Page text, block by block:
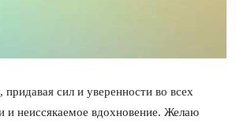
сил и уверенности во всех
неиссякаемое вдохновение. Желаю